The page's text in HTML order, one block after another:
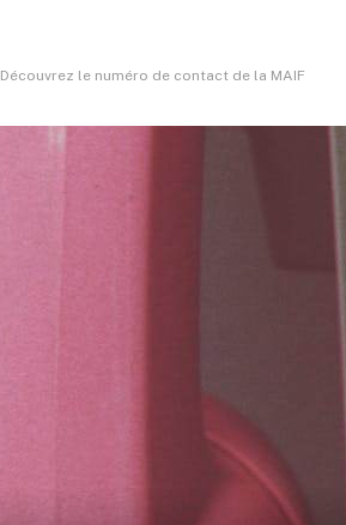
Découvrez le numéro de contact de la MAIF